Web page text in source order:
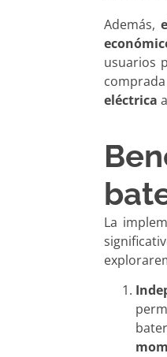
Además,
usuarios
eléctrica
La